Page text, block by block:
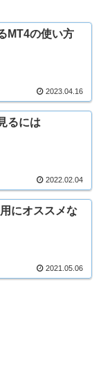
MT4の使い方
2023.04.16
るには
2022.02.04
にオススメな
2021.05.06